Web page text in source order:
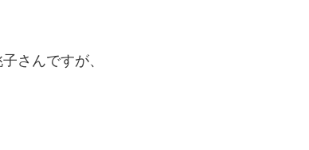
さんですが、